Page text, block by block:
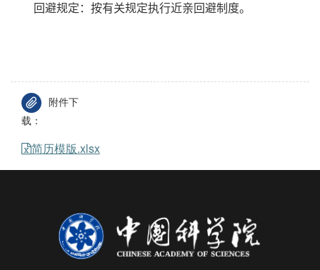
回避规定：按有关规定执行近亲回避制度。
附件下
载：
简历模版.xlsx